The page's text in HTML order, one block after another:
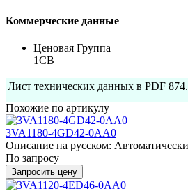
Коммерческие данные
Ценовая Группа
1CB
Лист технических данных в PDF
Похожие по артикулу
3VA1180-4GD42-0AA0
Описание на русском:
По запросу
Запросить цену